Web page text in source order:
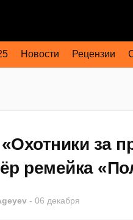
Новости Рецензии
за
ремейка
- 06 декабря